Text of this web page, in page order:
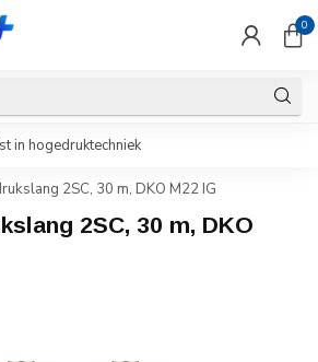
0
in hogedruktechniek
2SC, 30 m, DKO M22 IG
2SC, 30 m, DKO